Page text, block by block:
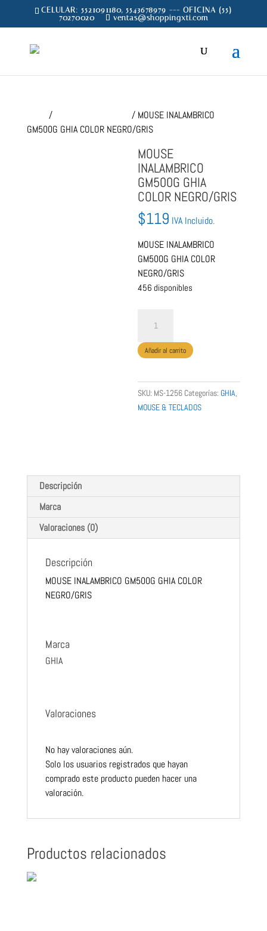
CELULAR: 5521091180, 5543678979 --- OFICINA (55)
70270020
ventas@shoppingxti.com
/
/ MOUSE INALAMBRICO
GM500G GHIA COLOR NEGRO/GRIS
MOUSE
INALAMBRICO
GM500G GHIA
COLOR NEGRO/GRIS
$119 IVA Incluido.
MOUSE INALAMBRICO
GM500G GHIA COLOR
NEGRO/GRIS
456 disponibles
INALAMBRICO
GM500G
GHIA
NEGRO/GRIS
cantidad
Añadir al carrito
SKU: MS-1256 Categorías: GHIA,
MOUSE & TECLADOS
Descripción
Marca
Valoraciones (0)
Descripción
MOUSE INALAMBRICO GM500G GHIA COLOR
NEGRO/GRIS
Marca
GHIA
Valoraciones
No hay valoraciones aún.
Solo los usuarios registrados que hayan
comprado este producto pueden hacer una
valoración.
Productos relacionados